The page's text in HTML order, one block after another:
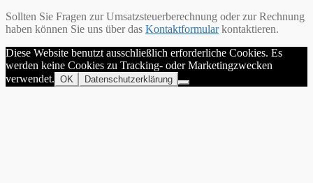
Sollten Sie Fragen zur Umsatzsteuerberechnung oder zur Rechnung
haben können Sie uns über das Kontaktformularkontaktieren.
Diese Website benutzt ausschließlich erforderliche Cookies. Es
werden keine Cookies zu Tracking- oder Marketingzwecken
verwendet. OK Datenschutzerklärung